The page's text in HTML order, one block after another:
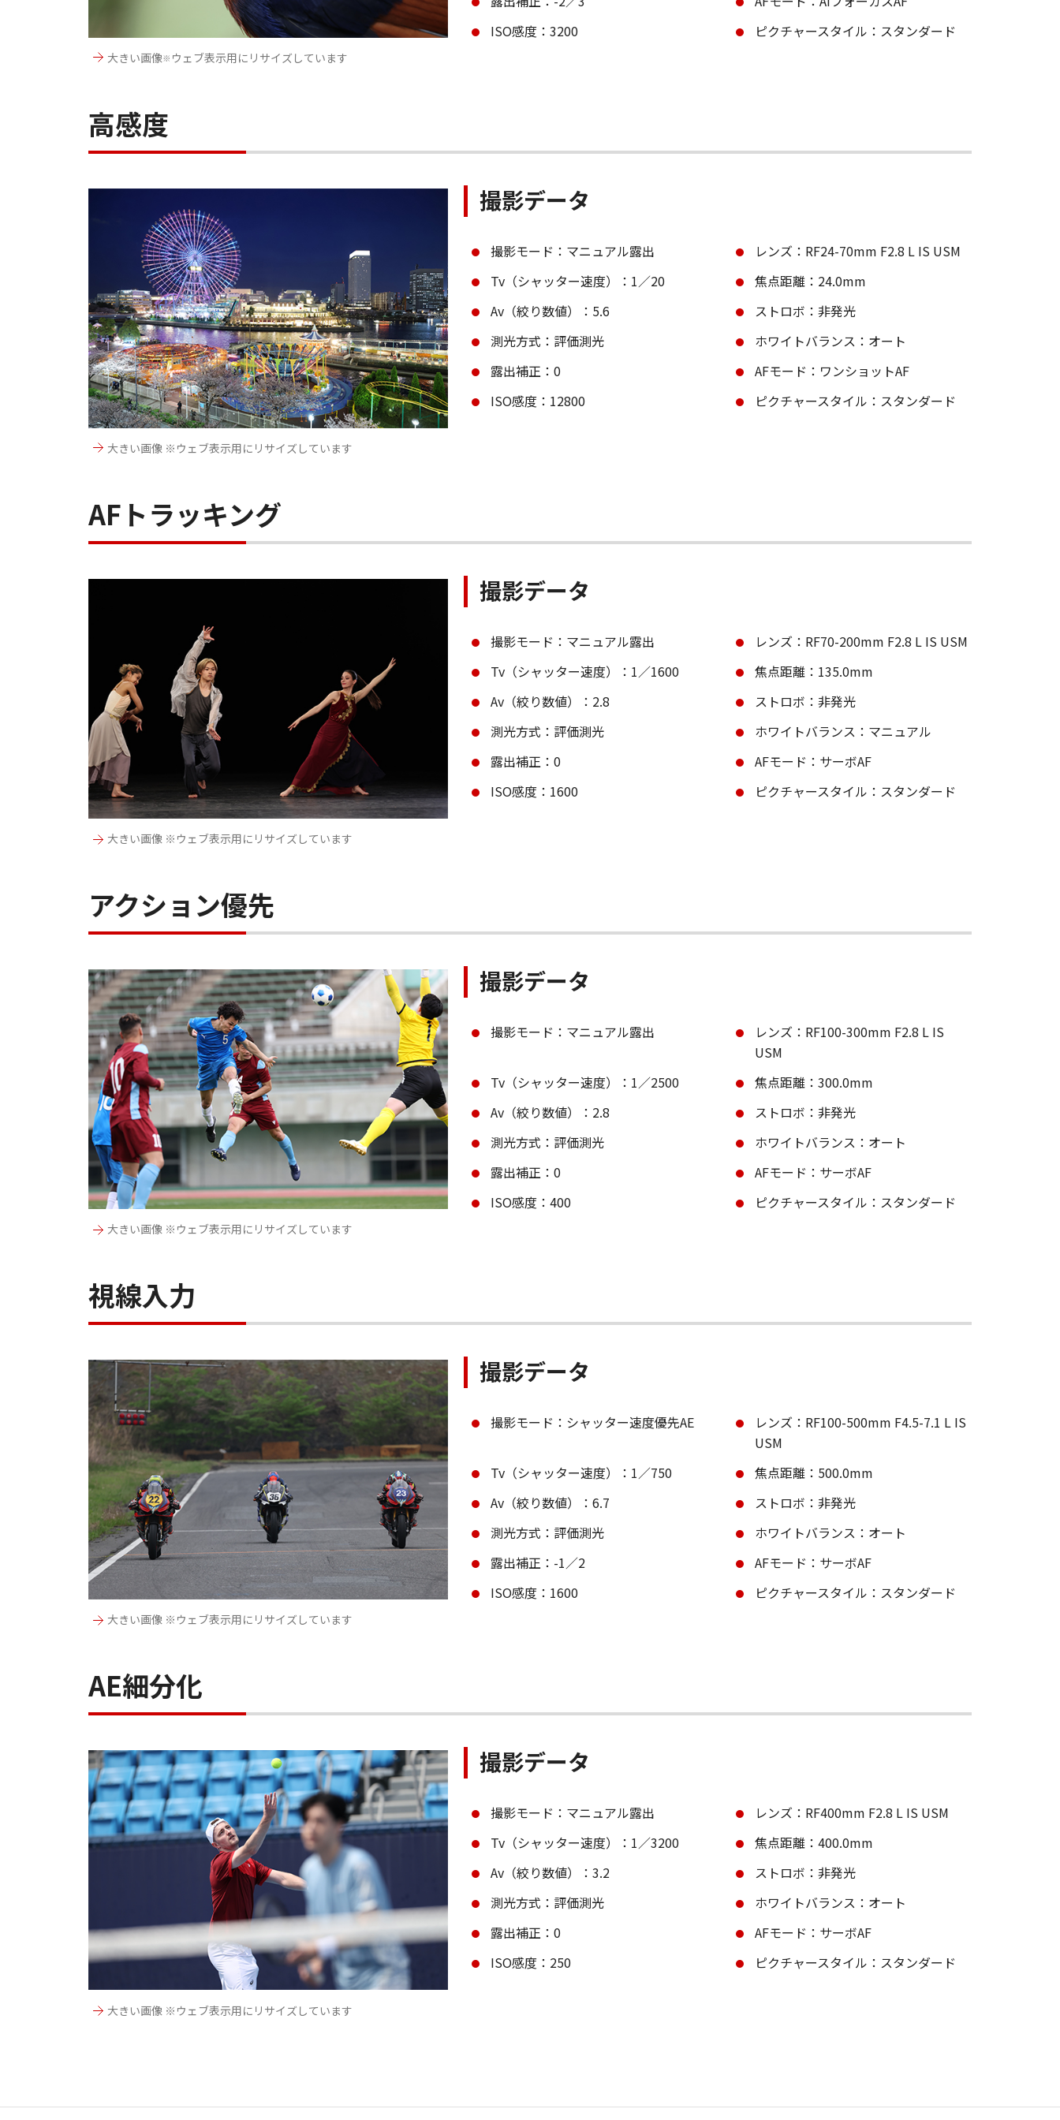
大きい画像※ ウェブ表示用にリサイズしています
ISO感度：3200
ピクチャースタイル：スタンダード
高感度
大きい画像 ※ウェブ表示用にリサイズしています
撮影データ
撮影モード：マニュアル露出
レンズ：RF24-70mm F2.8 L IS USM
Tv（シャッター速度）：1／20
焦点距離：24.0mm
Av（絞り数値）：5.6
ストロボ：非発光
測光方式：評価測光
ホワイトバランス：オート
露出補正：0
AFモード：ワンショットAF
ISO感度：12800
ピクチャースタイル：スタンダード
AFトラッキング
大きい画像 ※ウェブ表示用にリサイズしています
撮影データ
撮影モード：マニュアル露出
レンズ：RF70-200mm F2.8 L IS USM
Tv（シャッター速度）：1／1600
焦点距離：135.0mm
Av（絞り数値）：2.8
ストロボ：非発光
測光方式：評価測光
ホワイトバランス：マニュアル
露出補正：0
AFモード：サーボAF
ISO感度：1600
ピクチャースタイル：スタンダード
アクション優先
大きい画像 ※ウェブ表示用にリサイズしています
撮影データ
撮影モード：マニュアル露出
レンズ：RF100-300mm F2.8 L IS
USM
Tv（シャッター速度）：1／2500
焦点距離：300.0mm
Av（絞り数値）：2.8
ストロボ：非発光
測光方式：評価測光
ホワイトバランス：オート
露出補正：0
AFモード：サーボAF
ISO感度：400
ピクチャースタイル：スタンダード
視線入力
大きい画像 ※ウェブ表示用にリサイズしています
撮影データ
撮影モード：シャッター速度優先AE
レンズ：RF100-500mm F4.5-7.1 L IS
USM
Tv（シャッター速度）：1／750
焦点距離：500.0mm
Av（絞り数値）：6.7
ストロボ：非発光
測光方式：評価測光
ホワイトバランス：オート
露出補正：-1／2
AFモード：サーボAF
ISO感度：1600
ピクチャースタイル：スタンダード
AE細分化
大きい画像 ※ウェブ表示用にリサイズしています
撮影データ
撮影モード：マニュアル露出
レンズ：RF400mm F2.8 L IS USM
Tv（シャッター速度）：1／3200
焦点距離：400.0mm
Av（絞り数値）：3.2
ストロボ：非発光
測光方式：評価測光
ホワイトバランス：オート
露出補正：0
AFモード：サーボAF
ISO感度：250
ピクチャースタイル：スタンダード